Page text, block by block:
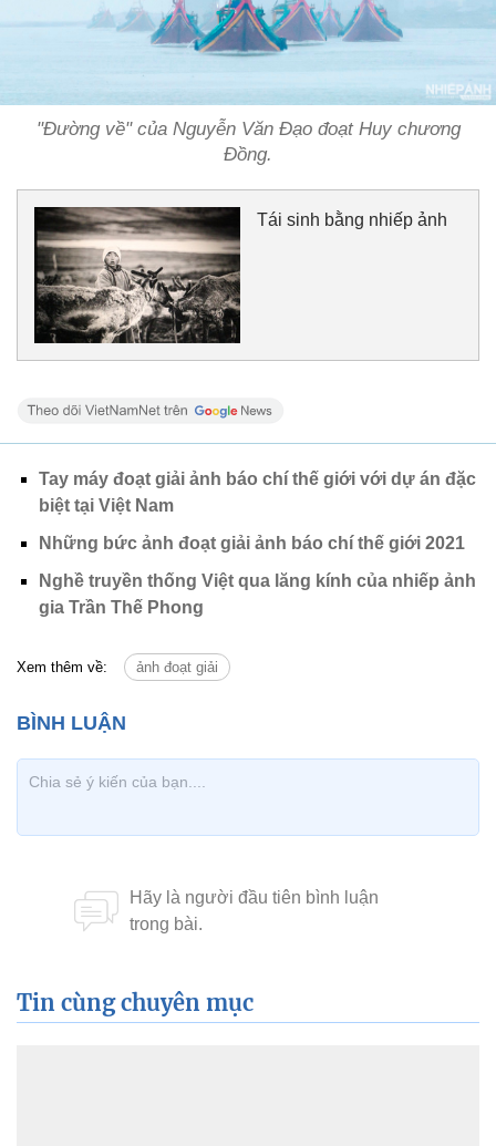
"Đường về" của Nguyễn Văn Đạo đoạt Huy chương
Đồng.
Tái sinh bằng nhiếp ảnh
Tay máy đoạt giải ảnh báo chí thế giới với dự án đặc
biệt tại Việt Nam
Những bức ảnh đoạt giải ảnh báo chí thế giới 2021
Nghề truyền thống Việt qua lăng kính của nhiếp ảnh
gia Trần Thế Phong
Xem thêm về: ảnh đoạt giải
Tin cùng chuyên mục